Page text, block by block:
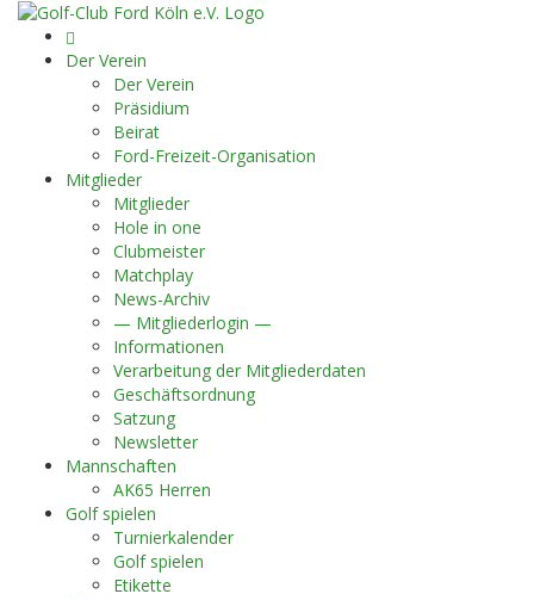
Der Verein
Der Verein
Präsidium
Beirat
Ford-Freizeit-Organisation
Mitglieder
Mitglieder
Hole in one
Clubmeister
Matchplay
News-Archiv
— Mitgliederlogin —
Informationen
Verarbeitung der Mitgliederdaten
Geschäftsordnung
Satzung
Newsletter
Mannschaften
AK65 Herren
Golf spielen
Turnierkalender
Golf spielen
Etikette